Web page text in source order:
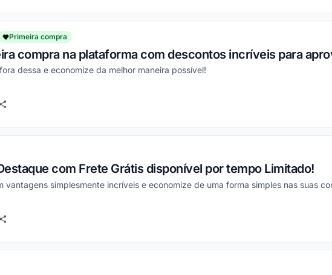
Primeira compra
compra na plataforma com descontos incríveis para
dessa e economize da melhor maneira possível!
não funcionou
com Frete Grátis disponível por tempo Limitado!
vantagens simplesmente incríveis e economize de uma forma simples nas suas
não funcionou